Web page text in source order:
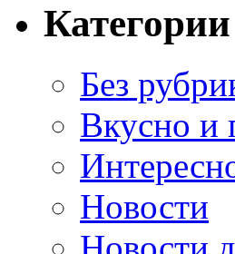
Категории
Без
Вкусно и
Новости